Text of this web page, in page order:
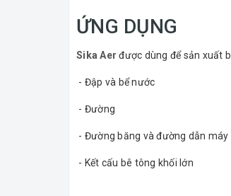
ỨNG DỤNG
Sika Aer được dùng để sản xuất
- Đập và bể nước
- Đường
- Đường băng và đường dẫn máy
- Kết cấu bê tông khối lớn